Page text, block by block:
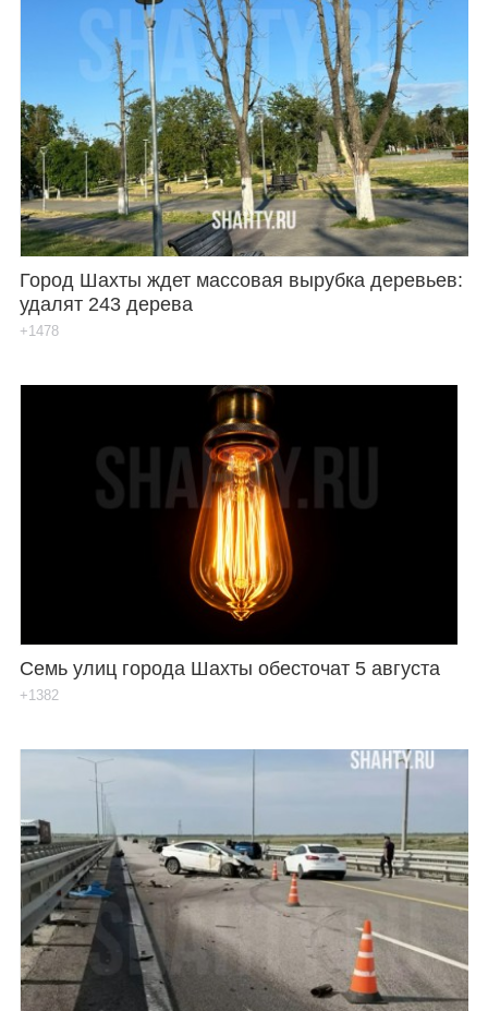
Город Шахты ждет массовая вырубка деревьев:
удалят 243 дерева
+1478
Семь улиц города Шахты обесточат 5 августа
+1382